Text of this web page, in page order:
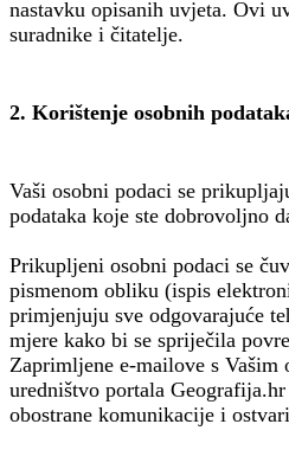
nastavku opisanih uvjeta. Ovi
suradnike i čitatelje.
2. Korištenje osobnih
Vaši osobni podaci se
podataka koje ste dobrovoljno
Prikupljeni osobni podaci se
pismenom obliku (ispis
primjenjuju sve odgovarajuće
mjere kako bi se spriječila
Zaprimljene e-mailove s Vašim
uredništvo portala
obostrane komunikacije i